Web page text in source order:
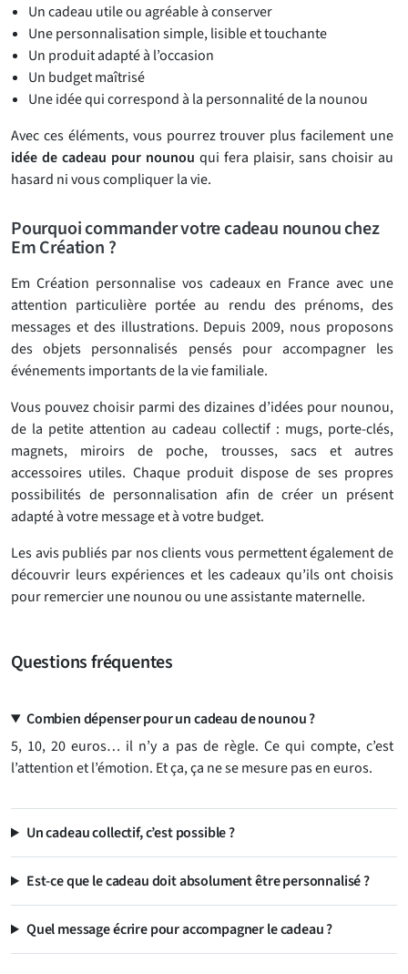
Un cadeau utile ou agréable à conserver
Une personnalisation simple, lisible et touchante
Un produit adapté à l’occasion
Un budget maîtrisé
Une idée qui correspond à la personnalité de la nounou
Avec ces éléments, vous pourrez trouver plus facilement une
idée de cadeau pour nounou qui fera plaisir, sans choisir au
hasard ni vous compliquer la vie.
Pourquoi commander votre cadeau nounou chez
Em Création ?
Em Création personnalise vos cadeaux en France avec une
attention particulière portée au rendu des prénoms, des
messages et des illustrations. Depuis 2009, nous proposons
des objets personnalisés pensés pour accompagner les
événements importants de la vie familiale.
Vous pouvez choisir parmi des dizaines d’idées pour nounou,
de la petite attention au cadeau collectif : mugs, porte-clés,
magnets, miroirs de poche, trousses, sacs et autres
accessoires utiles. Chaque produit dispose de ses propres
possibilités de personnalisation afin de créer un présent
adapté à votre message et à votre budget.
Les avis publiés par nos clients vous permettent également de
découvrir leurs expériences et les cadeaux qu’ils ont choisis
pour remercier une nounou ou une assistante maternelle.
Questions fréquentes
Combien dépenser pour un cadeau de nounou ?
5, 10, 20 euros… il n’y a pas de règle. Ce qui compte, c’est
l’attention et l’émotion. Et ça, ça ne se mesure pas en euros.
Un cadeau collectif, c’est possible ?
Est-ce que le cadeau doit absolument être personnalisé ?
Quel message écrire pour accompagner le cadeau ?